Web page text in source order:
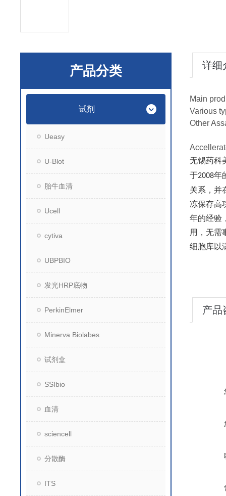
产品分类
试剂
Ueasy
U-Blot
胎牛血清
Ucell
cytiva
UBPBIO
发光HRP底物
PerkinElmer
Minerva Biolabes
试剂盒
SSIbio
血清
sciencell
分散酶
ITS
详细
Main
Various
Other
无锡药科
于2008年
关系，并
冻保存高
年的经验
用，无需
细胞库以
产品